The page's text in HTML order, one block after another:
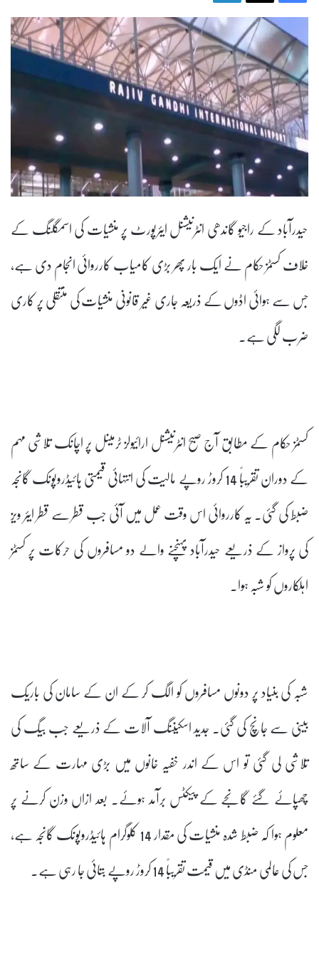
حیدرآباد کے راجیو گاندھی انٹرنیشنل ایئرپورٹ پر منشیات کی اسمگلنگ کے
خلاف کسٹمز حکام نے ایک بار پھر بڑی کامیاب کارروائی انجام دی ہے،
جس سے ہوائی اڈوں کے ذریعہ جاری غیر قانونی منشیات کی منتقلی پر کاری
ضرب لگی ہے۔
کسٹمز حکام کے مطابق آج صبح انٹرنیشنل ارائیولز ٹرمینل پر اچانک تلاشی مہم
کے دوران تقریباً 14 کروڑ روپے مالیت کی انتہائی قیمتی ہائیڈروپونک گانجہ
ضبط کی گئی۔ یہ کارروائی اس وقت عمل میں آئی جب قطر سے قطر ایئر ویز
کی پرواز کے ذریعے حیدرآباد پہنچنے والے دو مسافروں کی حرکات پر کسٹمز
اہلکاروں کو شبہ ہوا۔
شبہ کی بنیاد پر دونوں مسافروں کو الگ کر کے ان کے سامان کی باریک
بینی سے جانچ کی گئی۔ جدید اسکیننگ آلات کے ذریعے جب بیگ کی
تلاشی لی گئی تو اس کے اندر خفیہ خانوں میں بڑی مہارت کے ساتھ
چھپائے گئے گانجے کے پیکٹس برآمد ہوئے۔ بعد ازاں وزن کرنے پر
معلوم ہوا کہ ضبط شدہ منشیات کی مقدار 14 کلوگرام ہائیڈروپونک گانجہ ہے،
جس کی عالمی منڈی میں قیمت تقریباً 14 کروڑ روپے بتائی جا رہی ہے۔